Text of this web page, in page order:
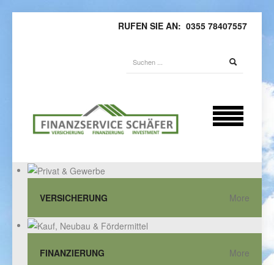
RUFEN SIE AN: 0355 78407557
VERSICHERUNG More
FINANZIERUNG More